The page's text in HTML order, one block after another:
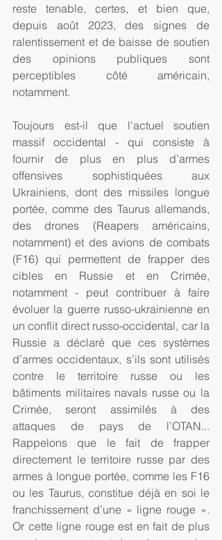
reste tenable, certes, et bien que,
depuis août 2023, des signes de
ralentissement et de baisse de soutien
des opinions publiques sont
perceptibles côté américain,
notamment.
Toujours est-il que l'actuel soutien
massif occidental - qui consiste à
fournir de plus en plus d’armes
offensives sophistiquées aux
Ukrainiens, dont des missiles longue
portée, comme des Taurus allemands,
des drones (Reapers américains,
notamment) et des avions de combats
(F16) qui permettent de frapper des
cibles en Russie et en Crimée,
notamment - peut contribuer à faire
évoluer la guerre russo-ukrainienne en
un conflit direct russo-occidental, car la
Russie a déclaré que ces systèmes
d’armes occidentaux, s’ils sont utilisés
contre le territoire russe ou les
bâtiments militaires navals russe ou la
Crimée, seront assimilés à des
attaques de pays de l’OTAN...
Rappelons que le fait de frapper
directement le territoire russe par des
armes à longue portée, comme les F16
ou les Taurus, constitue déjà en soi le
franchissement d’une « ligne rouge ».
Or cette ligne rouge est en fait de plus